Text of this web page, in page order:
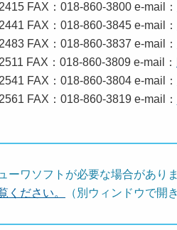
FAX：018-860-3800 e-mail：
FAX：018-860-3845 e-mail：
FAX：018-860-3837 e-mail：
FAX：018-860-3809 e-mail：
FAX：018-860-3804 e-mail：
FAX：018-860-3819 e-mail：
ーワソフトが必要な場合がありま
ください。
（別ウィンドウで開